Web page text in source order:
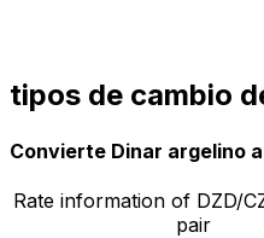
tipos de cambio
Convierte Dinar argelino
Rate information of DZD/
pair